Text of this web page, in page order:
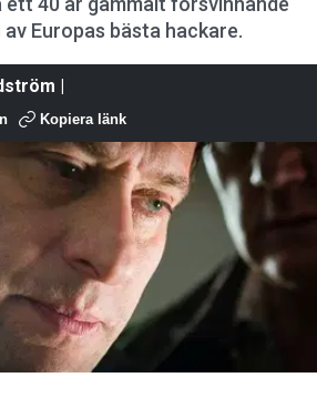
Europas bästa hackare.
|
Kopiera länk